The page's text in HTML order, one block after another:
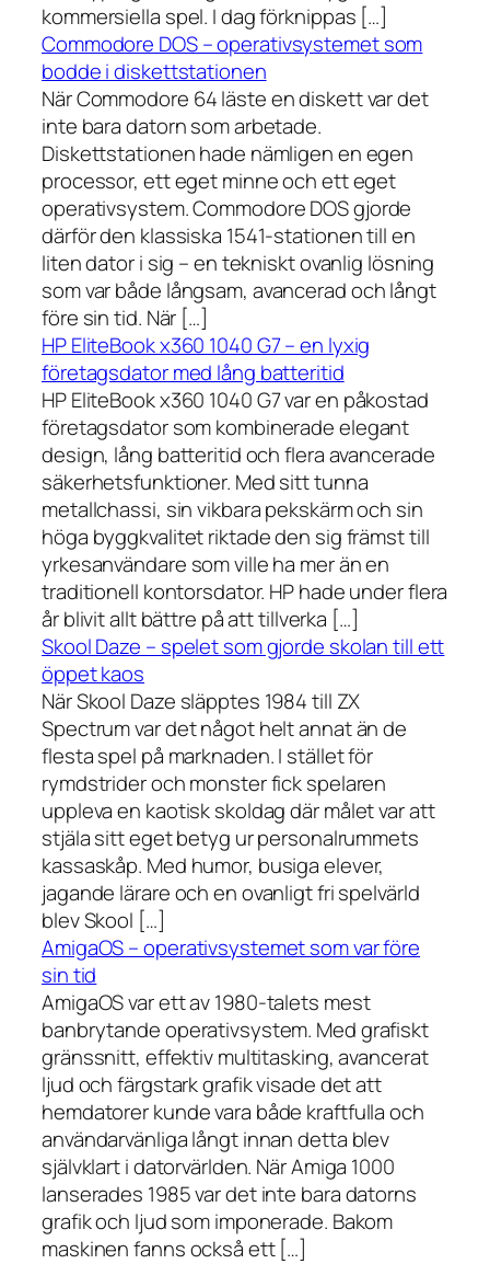
kommersiella spel. I dag förknippas […]
Commodore DOS – operativsystemet som
bodde i diskettstationen
När Commodore 64 läste en diskett var det
inte bara datorn som arbetade.
Diskettstationen hade nämligen en egen
processor, ett eget minne och ett eget
operativsystem. Commodore DOS gjorde
därför den klassiska 1541-stationen till en
liten dator i sig – en tekniskt ovanlig lösning
som var både långsam, avancerad och långt
före sin tid. När […]
HP EliteBook x360 1040 G7 – en lyxig
företagsdator med lång batteritid
HP EliteBook x360 1040 G7 var en påkostad
företagsdator som kombinerade elegant
design, lång batteritid och flera avancerade
säkerhetsfunktioner. Med sitt tunna
metallchassi, sin vikbara pekskärm och sin
höga byggkvalitet riktade den sig främst till
yrkesanvändare som ville ha mer än en
traditionell kontorsdator. HP hade under flera
år blivit allt bättre på att tillverka […]
Skool Daze – spelet som gjorde skolan till ett
öppet kaos
När Skool Daze släpptes 1984 till ZX
Spectrum var det något helt annat än de
flesta spel på marknaden. I stället för
rymdstrider och monster fick spelaren
uppleva en kaotisk skoldag där målet var att
stjäla sitt eget betyg ur personalrummets
kassaskåp. Med humor, busiga elever,
jagande lärare och en ovanligt fri spelvärld
blev Skool […]
AmigaOS – operativsystemet som var före
sin tid
AmigaOS var ett av 1980-talets mest
banbrytande operativsystem. Med grafiskt
gränssnitt, effektiv multitasking, avancerat
ljud och färgstark grafik visade det att
hemdatorer kunde vara både kraftfulla och
användarvänliga långt innan detta blev
självklart i datorvärlden. När Amiga 1000
lanserades 1985 var det inte bara datorns
grafik och ljud som imponerade. Bakom
maskinen fanns också ett […]